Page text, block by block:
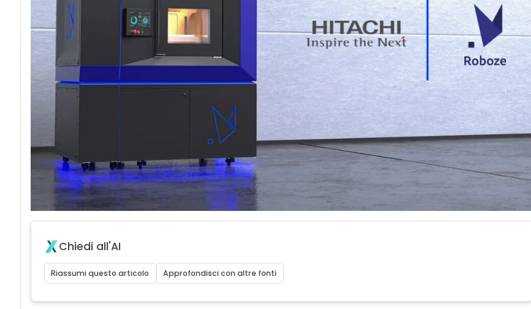
Chiedi all'AI
Riassumi questo articolo Approfondisci con altre fonti